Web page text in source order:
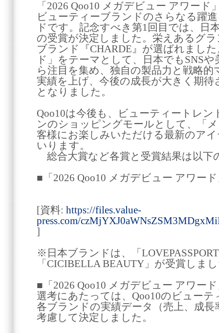
「2026 Qoo10 メガデビュー アワー
ビューティーブランドのさらなる躍
ドです。記念すべき第1回目では、日
の受賞が決定しました。栄えあるグ
ブランド『CHARDE』が選ばれまし
ド」をテーマとして、日本でもSNS
ら注目を集め、独自の製品力と戦略
実績を上げ、今後の成長が大きく期
となりました。
Qoo10は今後も、ビューティートレ
ンのショッピングモールとして、「
客様にお楽しみいただける最新のア
いります。
総合大賞など各賞と受賞結果は以下
■「2026 Qoo10 メガデビュー アワー
[資料: https://files.value-
press.com/
]
※日本ブランドは、「
「CICIBELLA BEAUTY」が受賞しま
■「2026 Qoo10 メガデビュー アワー
選考にあたっては、Qoo10のビュー
各ブランドの実績データ（売上、成長
考慮して決定しました。